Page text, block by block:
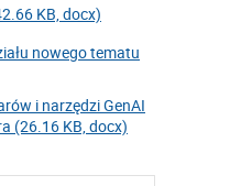
KB, docx)
nowego tematu
i narzędzi GenAI
(26.16 KB, docx)